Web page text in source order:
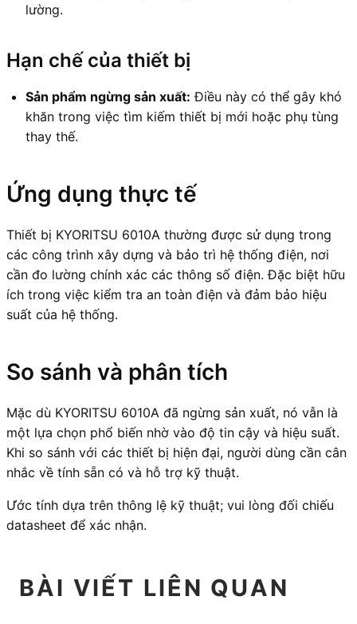
lường.
Hạn chế của thiết bị
Sản phẩm ngừng sản xuất: Điều này có thể gây khó
khăn trong việc tìm kiếm thiết bị mới hoặc phụ tùng
thay thế.
Ứng dụng thực tế
Thiết bị KYORITSU 6010A thường được sử dụng trong
các công trình xây dựng và bảo trì hệ thống điện, nơi
cần đo lường chính xác các thông số điện. Đặc biệt hữu
ích trong việc kiểm tra an toàn điện và đảm bảo hiệu
suất của hệ thống.
So sánh và phân tích
Mặc dù KYORITSU 6010A đã ngừng sản xuất, nó vẫn là
một lựa chọn phổ biến nhờ vào độ tin cậy và hiệu suất.
Khi so sánh với các thiết bị hiện đại, người dùng cần cân
nhắc về tính sẵn có và hỗ trợ kỹ thuật.
Ước tính dựa trên thông lệ kỹ thuật; vui lòng đối chiếu
datasheet để xác nhận.
BÀI VIẾT LIÊN QUAN